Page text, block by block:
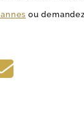
ou